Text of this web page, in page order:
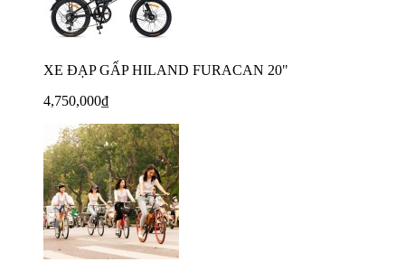
XE ĐẠP GẤP HILAND FURACAN 20"
4,750,000₫